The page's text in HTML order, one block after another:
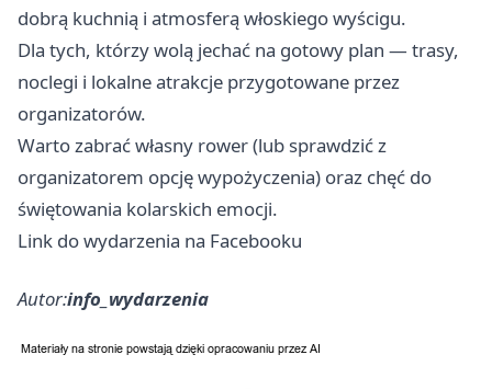
dobrą kuchnią i atmosferą włoskiego wyścigu.
Dla tych, którzy wolą jechać na gotowy plan — trasy,
noclegi i lokalne atrakcje przygotowane przez
organizatorów.
Warto zabrać własny rower (lub sprawdzić z
organizatorem opcję wypożyczenia) oraz chęć do
świętowania kolarskich emocji.
Link do wydarzenia na Facebooku
Autor:info_wydarzenia